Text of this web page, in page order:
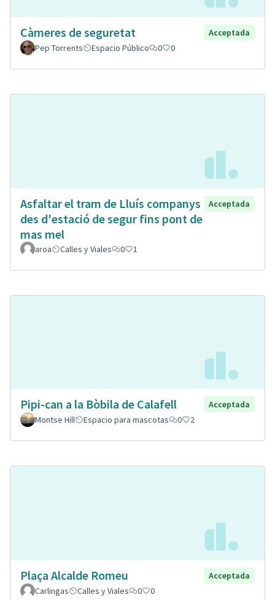
Càmeres de seguretat
Acceptada
Pep Torrents
Espacio Público 0 0
Asfaltar el tram de Lluís companys
des d'estació de segur fins pont de
mas mel
Acceptada
aroa Calles y Viales 0 1
Pipi-can a la Bòbila de Calafell
Acceptada
Montse Hill
Espacio para mascotas 0 2
Plaça Alcalde Romeu
Acceptada
Carlingas
Calles y Viales 0 0